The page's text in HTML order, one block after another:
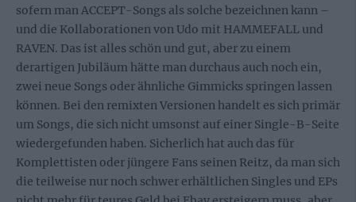
sofern man ACCEPT-Songs als solche bezeichnen kann –
und die Kollaborationen von Udo mit HAMMEFALL und
RAVEN. Das ist alles schön und gut, aber zu einem
derartigen Jubiläum hätte man durchaus auch noch ein,
zwei neue Songs oder ähnliche Gimmicks springen lassen
können. Bei den remixten Versionen handelt es sich primär
um Songs, die sich nicht umsonst auf einer Single-B-Seite
wiedergefunden haben. Sicherlich hat auch das für
Komplettisten oder jüngere Fans seinen Reitz, da man sich
die teilweise nur noch schwer erhältlichen Singles und EPs